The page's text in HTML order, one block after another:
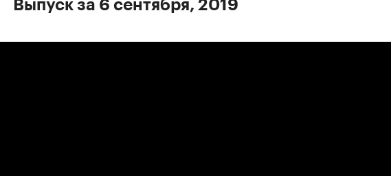
Выпуск за 6 сентября, 2019